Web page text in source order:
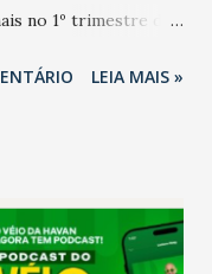
no 1º trimestre de
56% também
pagamento do 13º
já que o
LEIA MAIS »